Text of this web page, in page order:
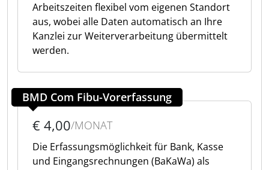
Arbeitszeiten flexibel vom eigenen Standort
aus, wobei alle Daten automatisch an Ihre
Kanzlei zur Weiterverarbeitung übermittelt
werden.
BMD Com Fibu-Vorerfassung
€ 4,00/MONAT
Die Erfassungsmöglichkeit für Bank, Kasse
und Eingangsrechnungen (BaKaWa) als